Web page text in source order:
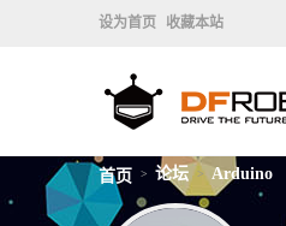
设为首页 收藏本站
首页 > 论坛 > Arduino